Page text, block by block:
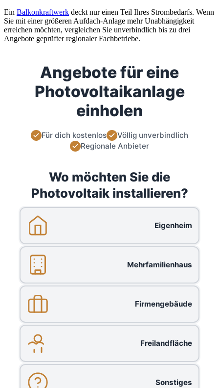
Ein Balkonkraftwerk deckt nur einen Teil Ihres Strombedarfs. Wenn
Sie mit einer größeren Aufdach-Anlage mehr Unabhängigkeit
erreichen möchten, vergleichen Sie unverbindlich bis zu drei
Angebote geprüfter regionaler Fachbetriebe.
Angebote für eine
Photovoltaikanlage
einholen
Für dich kostenlos
Völlig unverbindlich
Regionale Anbieter
Wo möchten Sie die
Photovoltaik installieren?
Eigenheim
Mehrfamilienhaus
Firmengebäude
Freilandfläche
Sonstiges